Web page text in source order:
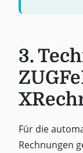
3.
Für die
Rechnungen